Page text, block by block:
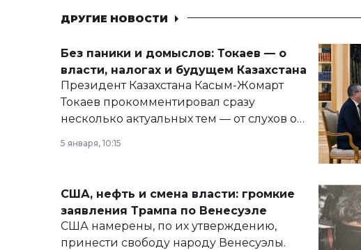
ДРУГИЕ НОВОСТИ
Без паники и домыслов: Токаев — о
власти, налогах и будущем Казахстана
Президент Казахстана Касым-Жомарт
Токаев прокомментировал сразу
несколько актуальных тем — от слухов о
армии, экономики и личного здоровья.
5 января, 10:15
США, нефть и смена власти: громкие
заявления Трампа по Венесуэле
США намерены, по их утверждению,
принести свободу народу Венесуэлы.